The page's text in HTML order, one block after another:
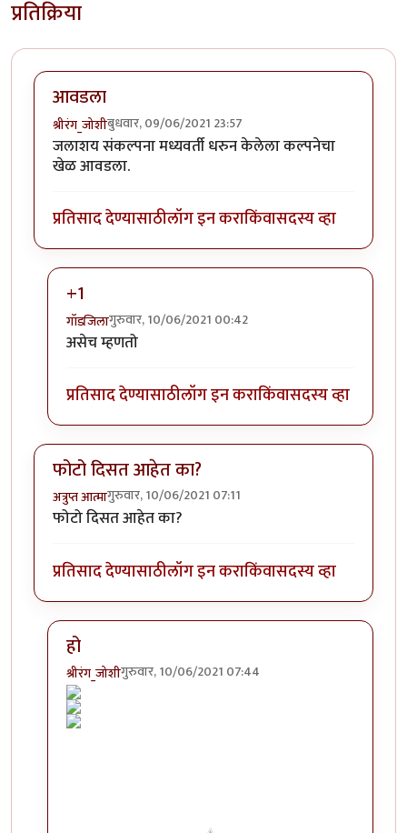
प्रतिक्रिया
आवडला
श्रीरंग_जोशीबुधवार, 09/06/2021 23:57
जलाशय संकल्पना मध्यवर्ती धरुन केलेला कल्पनेचा
खेळ आवडला.
प्रतिसाद देण्यासाठीलॉग इन कराकिंवासदस्य व्हा
+1
गॉडजिलागुरुवार, 10/06/2021 00:42
In reply toआवडला
असेच म्हणतो
प्रतिसाद देण्यासाठीलॉग इन कराकिंवासदस्य व्हा
फोटो दिसत आहेत का?
अत्रुप्त आत्मागुरुवार, 10/06/2021 07:11
फोटो दिसत आहेत का?
प्रतिसाद देण्यासाठीलॉग इन कराकिंवासदस्य व्हा
हो
श्रीरंग_जोशीगुरुवार, 10/06/2021 07:44
In reply to